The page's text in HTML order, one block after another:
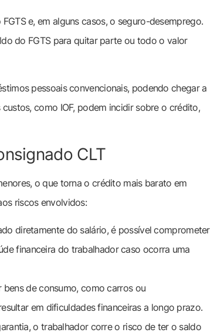
e, em alguns casos, o seguro-desemprego.
do FGTS para quitar parte ou todo o valor
pessoais convencionais, podendo chegar a
como IOF, podem incidir sobre o crédito,
CLT
o que torna o crédito mais barato em
riscos envolvidos:
diretamente do salário, é possível comprometer
financeira do trabalhador caso ocorra uma
de consumo, como carros ou
em dificuldades financeiras a longo prazo.
o trabalhador corre o risco de ter o saldo